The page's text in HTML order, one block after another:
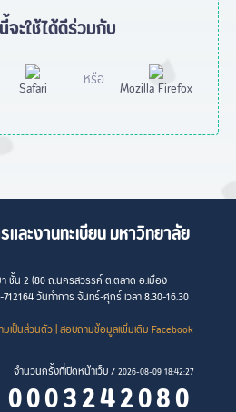
จะใช้ได้ดีร่วมกับ
Safari หรือ Mozilla Firefox
ละงานทะเบียน มหาวิทยาลัย
ชั้น 2 (80 ถ.นครสวรรค์ ต.ตลาด อ.เมือง
วันทำการ จันทร์-ศุกร์ เวลา 8.30-16.30
มเป็นส่วนตัว| สอบถามข้อมูลเพิ่มเติม Facebook
จำนวนครั้งที่เปิดหน้าเว็บ /2026-08-09 18:42:27
0003242080